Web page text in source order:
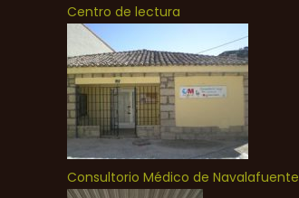
Centro de lectura
Consultorio Médico de Navalafuente